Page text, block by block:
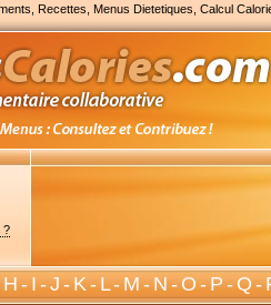
Recettes, Menus Dietetiques, Calcul
?
H-I-J-K-L-M-N-O-P-Q-